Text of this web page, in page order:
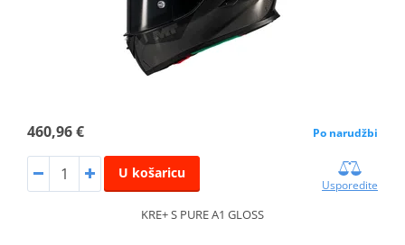
460,96 € Po narudžbi
U košaricu
Usporedite
KRE+ S PURE A1 GLOSS